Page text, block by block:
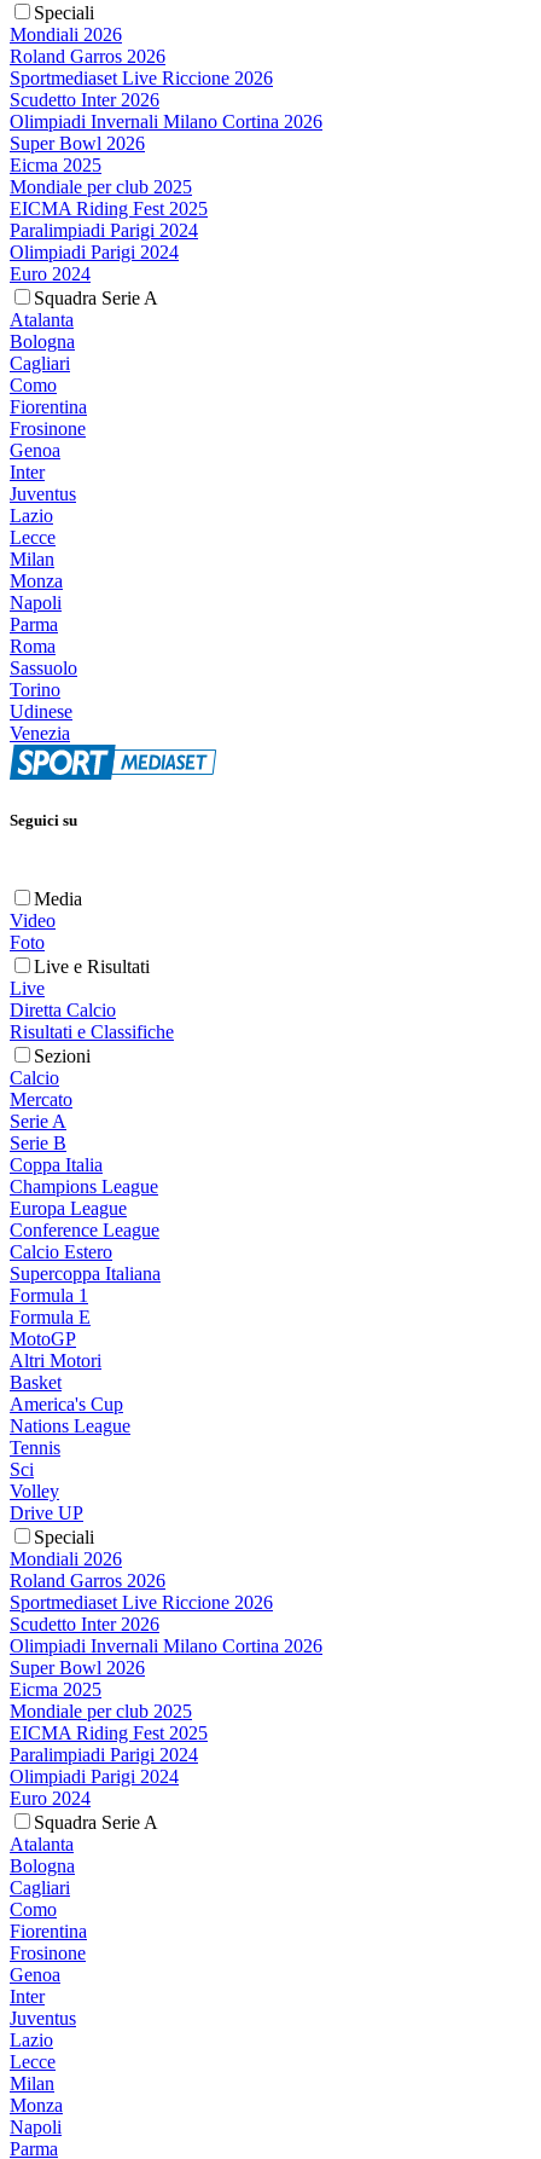
Speciali
Mondiali 2026
Roland Garros 2026
Sportmediaset Live Riccione 2026
Scudetto Inter 2026
Olimpiadi Invernali Milano Cortina 2026
Super Bowl 2026
Eicma 2025
Mondiale per club 2025
EICMA Riding Fest 2025
Paralimpiadi Parigi 2024
Olimpiadi Parigi 2024
Euro 2024
Squadra Serie A
Atalanta
Bologna
Cagliari
Como
Fiorentina
Frosinone
Genoa
Inter
Juventus
Lazio
Lecce
Milan
Monza
Napoli
Parma
Roma
Sassuolo
Torino
Udinese
Venezia
Seguici su
Media
Video
Foto
Live e Risultati
Live
Diretta Calcio
Risultati e Classifiche
Sezioni
Calcio
Mercato
Serie A
Serie B
Coppa Italia
Champions League
Europa League
Conference League
Calcio Estero
Supercoppa Italiana
Formula 1
Formula E
MotoGP
Altri Motori
Basket
America's Cup
Nations League
Tennis
Sci
Volley
Drive UP
Speciali
Mondiali 2026
Roland Garros 2026
Sportmediaset Live Riccione 2026
Scudetto Inter 2026
Olimpiadi Invernali Milano Cortina 2026
Super Bowl 2026
Eicma 2025
Mondiale per club 2025
EICMA Riding Fest 2025
Paralimpiadi Parigi 2024
Olimpiadi Parigi 2024
Euro 2024
Squadra Serie A
Atalanta
Bologna
Cagliari
Como
Fiorentina
Frosinone
Genoa
Inter
Juventus
Lazio
Lecce
Milan
Monza
Napoli
Parma